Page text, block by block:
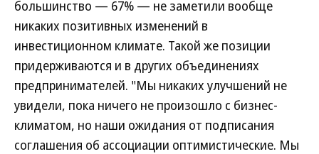
большинство — 67% — не заметили вообще
никаких позитивных изменений в
инвестиционном климате. Такой же позиции
придерживаются и в других объединениях
предпринимателей. "Мы никаких улучшений не
увидели, пока ничего не произошло с бизнес-
климатом, но наши ожидания от подписания
соглашения об ассоциации оптимистические. Мы